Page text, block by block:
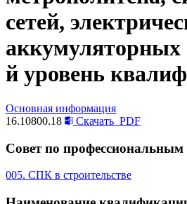
сетей,
аккумуляторных
й уровень
Основная информация
16.10800.18
Скачать PDF
Совет по
005. СПК в строительстве